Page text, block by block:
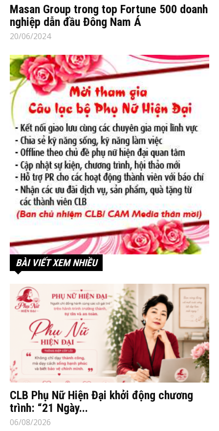
Masan Group trong top Fortune 500 doanh
nghiệp dẫn đầu Đông Nam Á
20/06/2024
BÀI VIẾT XEM NHIỀU
CLB Phụ Nữ Hiện Đại khởi động chương
trình: “21 Ngày...
06/08/2026